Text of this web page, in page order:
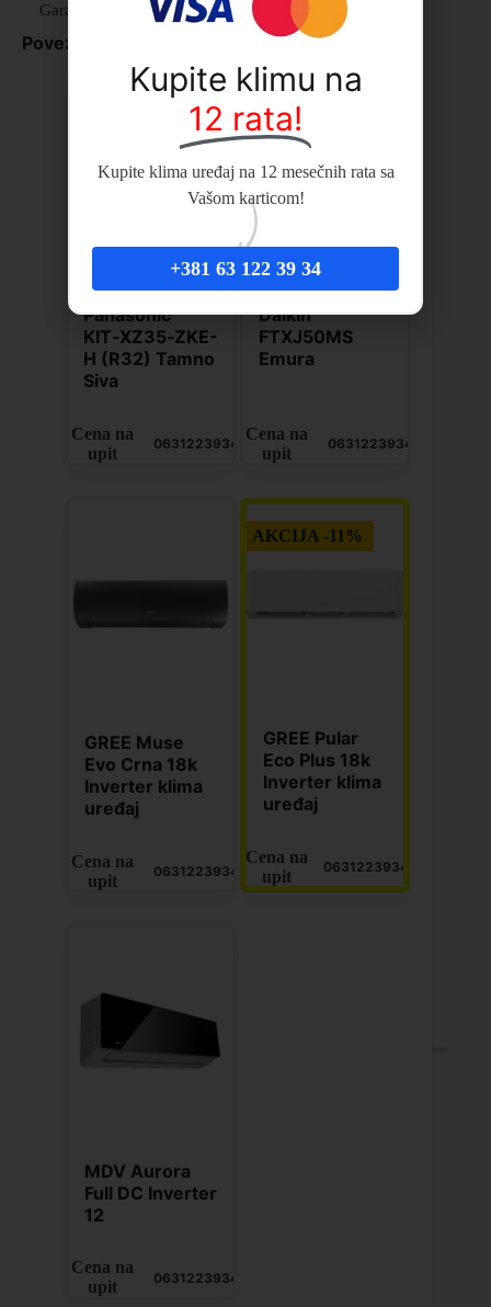
Garancija 5 godina
Povezani proizvodi
Panasonic
KIT‑XZ35‑ZKE-
H (R32) Tamno
Siva
Cena na
upit
0631223934
Daikin
FTXJ50MS
Emura
Cena na
upit
0631223934
GREE Muse
Evo Crna 18k
Inverter klima
uređaj
Cena na
upit
0631223934
AKCIJA -11%
GREE Pular
Eco Plus 18k
Inverter klima
uređaj
Cena na
upit
0631223934
MDV Aurora
Full DC Inverter
12
Cena na
upit
0631223934
Kupite klimu na
12 rata!
Kupite klima uređaj na 12 mesečnih rata sa
Vašom karticom!
+381 63 122 39 34